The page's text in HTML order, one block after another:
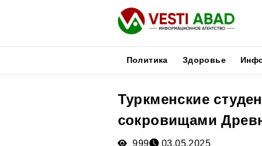
Политика Здоровье
Туркменские
сокровищами
999 03.05.2025